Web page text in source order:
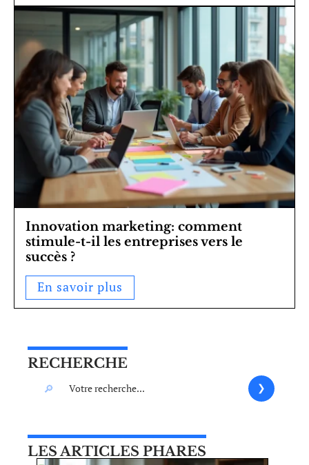
Innovation marketing: comment
stimule-t-il les entreprises vers le
succès ?
En savoir plus
RECHERCHE
LES ARTICLES PHARES